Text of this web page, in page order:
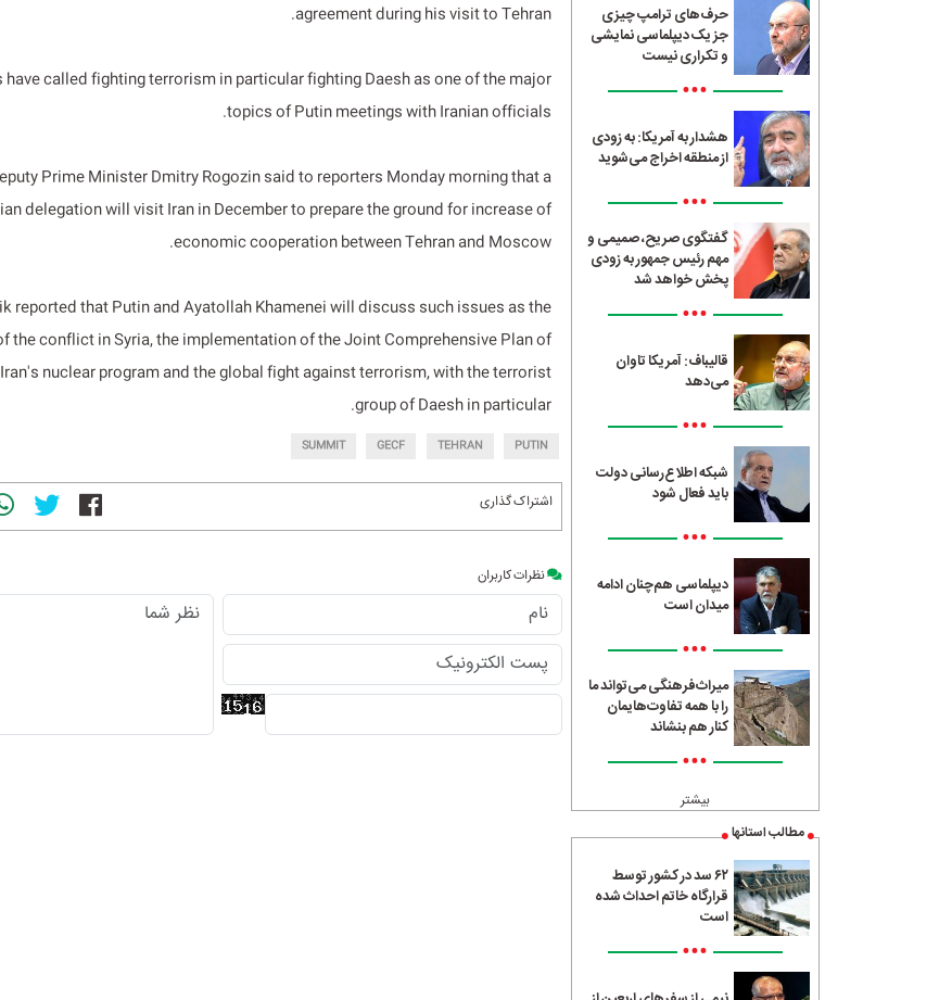
حرف‌های ترامپ چیزی
جز یک دیپلماسی نمایشی
و تکراری نیست
•••
هشدار به آمریکا: به زودی
از منطقه اخراج می‌شوید
•••
گفتگوی صریح، صمیمی و
مهم رئیس جمهور به زودی
پخش خواهد شد
•••
قالیباف: آمریکا تاوان
می‌دهد
•••
شبکه اطلاع‌رسانی دولت
باید فعال شود
•••
دیپلماسی هم‌چنان ادامه
میدان است
•••
میراث‌فرهنگی می‌تواند ما
را با همه تفاوت‌هایمان
کنار هم بنشاند
•••
بیشتر
مطالب استانها
۶۲ سد در کشور توسط
قرارگاه خاتم احداث شده
است
•••
agreement during his visit to Tehran.
have called fighting terrorism in particular fighting Daesh as one of the major
topics of Putin meetings with Iranian officials.
Prime Minister Dmitry Rogozin said to reporters Monday morning that a
delegation will visit Iran in December to prepare the ground for increase of
economic cooperation between Tehran and Moscow.
reported that Putin and Ayatollah Khamenei will discuss such issues as the
the conflict in Syria, the implementation of the Joint Comprehensive Plan of
nuclear program and the global fight against terrorism, with the terrorist
group of Daesh in particular.
PUTIN
TEHRAN
GECF
SUMMIT
اشتراک گذاری
نظرات کاربران